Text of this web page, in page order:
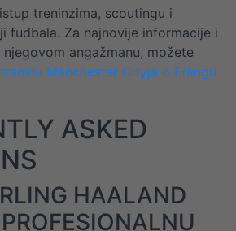
treninzima, scoutingu i
fudbala. Za najnovije informacije i
angažmanu, možete
Manchester Cityja o Erlingu
ASKED
HAALAND